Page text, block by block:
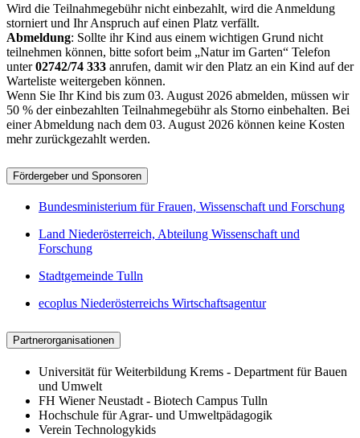
Wird die Teilnahmegebühr nicht einbezahlt, wird die Anmeldung
storniert und Ihr Anspruch auf einen Platz verfällt.
Abmeldung: Sollte ihr Kind aus einem wichtigen Grund nicht
teilnehmen können, bitte sofort beim „Natur im Garten“ Telefon
unter02742/74 333 anrufen, damit wir den Platz an ein Kind auf der
Warteliste weitergeben können.
Wenn Sie Ihr Kind bis zum 03. August 2026 abmelden, müssen wir
50 % der einbezahlten Teilnahmegebühr als Storno einbehalten. Bei
einer Abmeldung nach dem 03. August 2026 können keine Kosten
mehr zurückgezahlt werden.
Fördergeber und Sponsoren
Bundesministerium für Frauen, Wissenschaft und Forschung
Land Niederösterreich, Abteilung Wissenschaft und
Forschung
Stadtgemeinde Tulln
ecoplus Niederösterreichs Wirtschaftsagentur
Partnerorganisationen
Universität für Weiterbildung Krems - Department für Bauen
und Umwelt
FH Wiener Neustadt - Biotech Campus Tulln
Hochschule für Agrar- und Umweltpädagogik
Verein Technologykids